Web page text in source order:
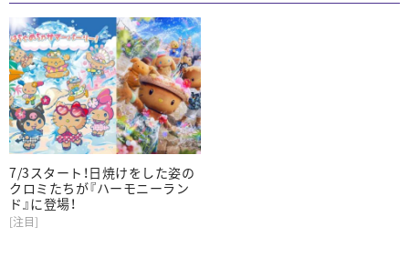
7/3スタート！日焼けをした姿の
クロミたちが『ハーモニーラン
ド』に登場！
[注目]